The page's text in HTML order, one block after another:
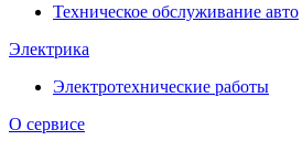
Техническое обслуживание авто
Электрика
Электротехнические работы
О сервисе